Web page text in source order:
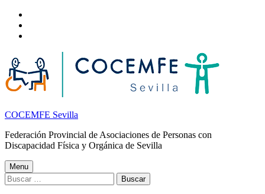
sitio
web
un
sistema
de
accesibilidad.
content
footer
COCEMFE Sevilla
Federación Provincial de Asociaciones de Personas con
Discapacidad Física y Orgánica de Sevilla
Menu
Buscar: